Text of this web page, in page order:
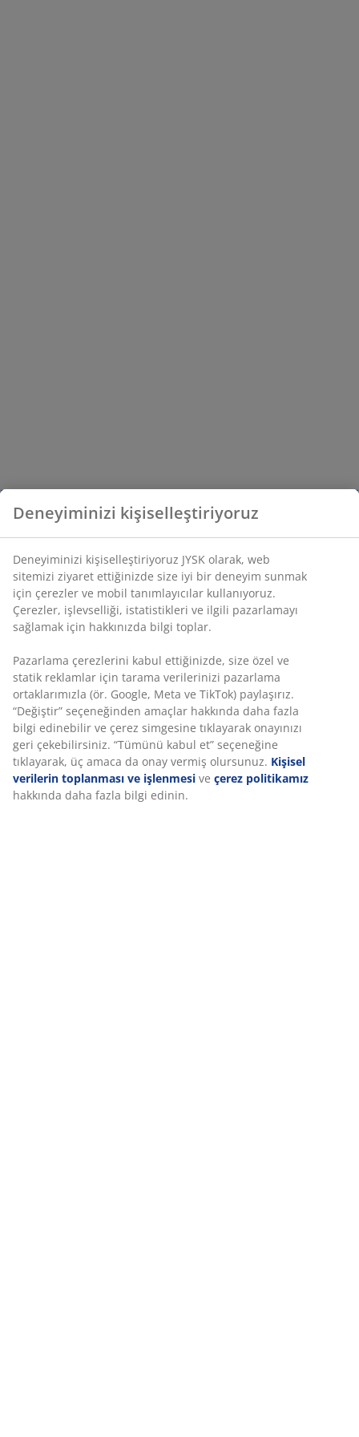
Deneyiminizi kişiselleştiriyoruz
Deneyiminizi kişiselleştiriyoruz JYSK olarak, web
sitemizi ziyaret ettiğinizde size iyi bir deneyim sunmak
için çerezler ve mobil tanımlayıcılar kullanıyoruz.
Çerezler, işlevselliği, istatistikleri ve ilgili pazarlamayı
sağlamak için hakkınızda bilgi toplar.
Pazarlama çerezlerini kabul ettiğinizde, size özel ve
statik reklamlar için tarama verilerinizi pazarlama
ortaklarımızla (ör. Google, Meta ve TikTok) paylaşırız.
“Değiştir” seçeneğinden amaçlar hakkında daha fazla
bilgi edinebilir ve çerez simgesine tıklayarak onayınızı
geri çekebilirsiniz. “Tümünü kabul et” seçeneğine
tıklayarak, üç amaca da onay vermiş olursunuz. Kişisel
verilerin toplanması ve işlenmesi ve çerez politikamız
hakkında daha fazla bilgi edinin.